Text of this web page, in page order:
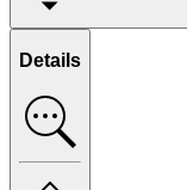
Details